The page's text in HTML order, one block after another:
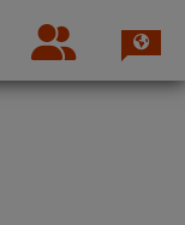
Login